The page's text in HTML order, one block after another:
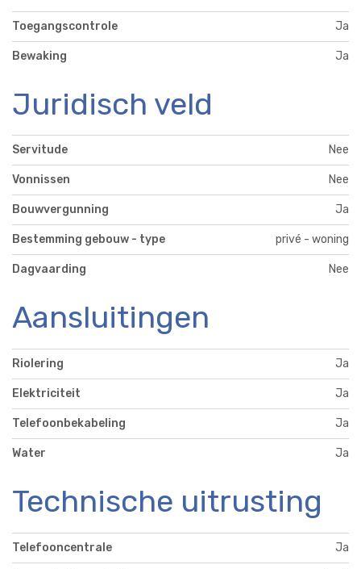
Toegangscontrole Ja
Bewaking Ja
Juridisch veld
Servitude Nee
Vonnissen Nee
Bouwvergunning Ja
Bestemming gebouw - type privé - woning
Dagvaarding Nee
Aansluitingen
Riolering Ja
Elektriciteit Ja
Telefoonbekabeling Ja
Water Ja
Technische uitrusting
Telefooncentrale Ja